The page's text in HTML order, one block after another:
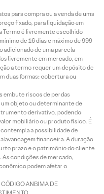
para compra ou a venda de uma
fixado, para liquidação em
Termo é livremente escolhido
de 16 dias e máximo de 999
adicionado de uma parcela
livremente em mercado, em
a termo requer um depósito de
duas formas: cobertura ou
embute riscos de perdas
objeto ou determinante de
derivativo, podendo
mobiliário ou produto físico. É
a possibilidade de
financeira. A duração
prazo e o patrimônio do cliente
condições de mercado,
podem afetar o
ANBIMA DE